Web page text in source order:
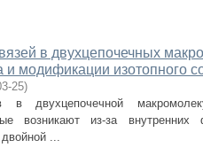
в двухцепочечных
модификации изотопного
25)
в двухцепочечной
возникают из-за
...